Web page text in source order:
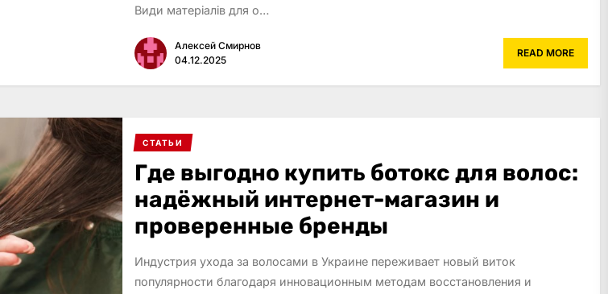
Види матеріалів для о…
Алексей Смирнов
04.12.2025
READ MORE
СТАТЬИ
Где выгодно купить ботокс для волос:
надёжный интернет-магазин и
проверенные бренды
Индустрия ухода за волосами в Украине переживает новый виток
популярности благодаря инновационным методам восстановления и